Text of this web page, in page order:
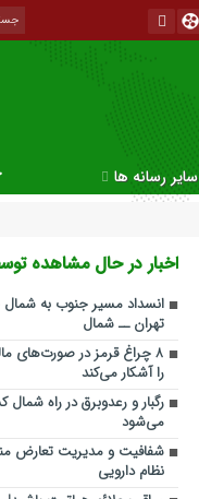
سایر رسانه ها
اخبار در حال مشاهده
انسداد مسیر جنوب به شمال
تهران ــ شمال
۸ چراغ قرمز در صورت‌های
را آشکار می‌کند
رگبار و رعدوبرق در راه
می‌شود
شفافیت و مدیریت تعارض
نظام دارویی